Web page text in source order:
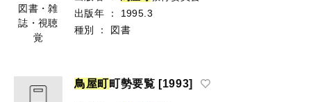
図書・雑
誌・視聴
覚
出版年
：
1995.3
種別
： 図書
鳥屋町町勢要覧 [1993]